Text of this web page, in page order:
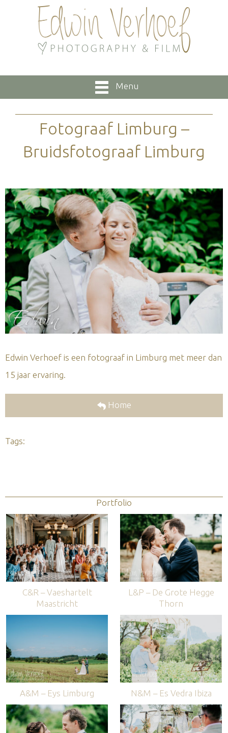
Menu
Fotograaf Limburg –
Bruidsfotograaf Limburg
Edwin Verhoef is een fotograaf in Limburg met meer dan
15 jaar ervaring.
Home
Tags:
Portfolio
C&R – Vaeshartelt
Maastricht
L&P – De Grote Hegge
Thorn
A&M – Eys Limburg N&M – Es Vedra Ibiza